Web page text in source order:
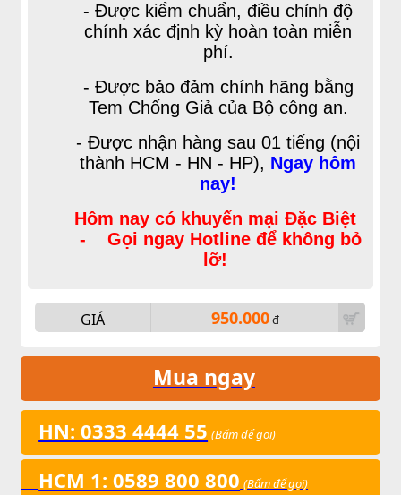
- Được kiểm chuẩn, điều chỉnh độ
chính xác định kỳ hoàn toàn miễn
phí.
- Được bảo đảm chính hãng bằng
Tem Chống Giả của Bộ công an.
- Được nhận hàng sau 01 tiếng (nội
thành HCM - HN - HP), Ngay hôm
nay!
Hôm nay có khuyến mại Đặc Biệt
- Gọi ngay Hotline để không bỏ
lỡ!
GIÁ 950.000đ
Mua ngay
HN: 0333 4444 55 (Bấm để gọi)
HCM 1: 0589 800 800 (Bấm để gọi)